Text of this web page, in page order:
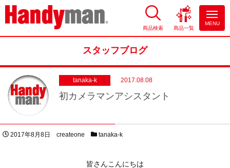
お風呂やキッチンのリフォーム
商品検索 商品一覧
MENU
スタッフブログ
tanaka-k 2017.08.08
初カメラマンアシスタント
投稿日
2017年8月8日 著者
createone スタッフブログカテゴリー
tanaka-k
皆さんこんにちは